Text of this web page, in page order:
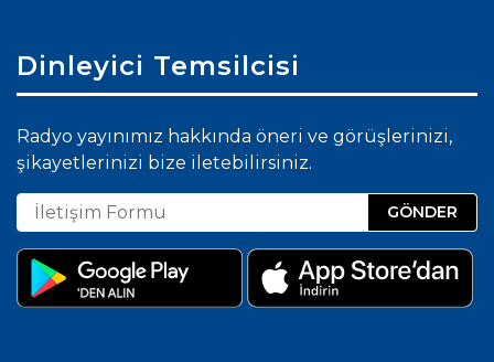
Dinleyici Temsilcisi
Radyo yayınımız hakkında öneri ve görüşlerinizi,
şikayetlerinizi bize iletebilirsiniz.
GÖNDER